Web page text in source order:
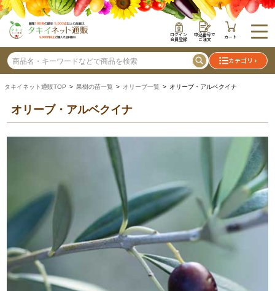
ログイン
会員登録
申込番号で
ご注文 カート
カテゴリ
タキイネット通販TOP > 果樹の苗一覧 > オリーブ一覧 > オリーブ・アルベクイナ
オリーブ・アルベクイナ